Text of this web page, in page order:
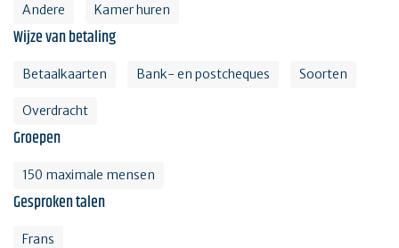
Andere Kamer huren
Wijze van betaling
Betaalkaarten Bank- en postcheques Soorten
Overdracht
Groepen
150 maximale mensen
Gesproken talen
Frans